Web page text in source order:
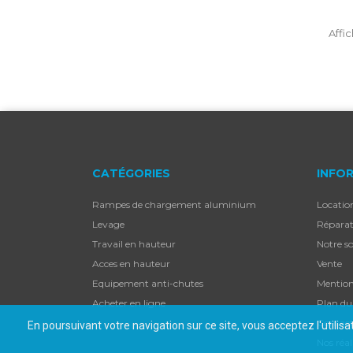
CATÉGORIES
Rampes de chargement aluminium
Levage
Travail en hauteur
Acces en hauteur
Equipement anti-chutes
Acheter en ligne
Notre
Vente
Plan
Contact
En poursuivant votre navigation sur ce site, vous acceptez